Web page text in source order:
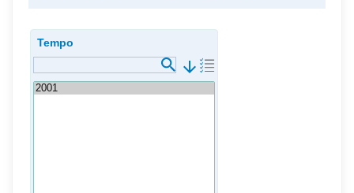
Tempo
arrow_downward